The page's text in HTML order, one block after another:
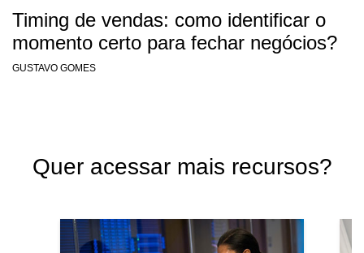
Timing de vendas: como identificar o
momento certo para fechar negócios?
GUSTAVO GOMES
Quer acessar mais recursos?